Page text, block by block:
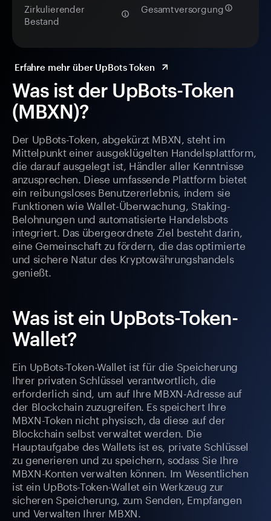
Was ist der UpBots-Token
(MBXN)?
Der UpBots-Token, abgekürzt MBXN, steht im
Mittelpunkt einer ausgeklügelten Handelsplattform,
die darauf ausgelegt ist, Händler aller Kenntnisse
anzusprechen. Diese umfassende Plattform bietet
ein reibungsloses Benutzererlebnis, indem sie
Funktionen wie Wallet-Überwachung, Staking-
Belohnungen und automatisierte Handelsbots
integriert. Das übergeordnete Ziel besteht darin,
eine Gemeinschaft zu fördern, die das optimierte
und sichere Natur des Kryptowährungshandels
genießt.
Was ist ein UpBots-Token-
Wallet?
Ein UpBots-Token-Wallet ist für die Speicherung
Ihrer privaten Schlüssel verantwortlich, die
erforderlich sind, um auf Ihre MBXN-Adresse auf
der Blockchain zuzugreifen. Es speichert Ihre
MBXN-Token nicht physisch, da diese auf der
Blockchain selbst verwaltet werden. Die
Hauptaufgabe des Wallets ist es, private Schlüssel
zu generieren und zu speichern, sodass Sie Ihre
MBXN-Konten verwalten können. Im Wesentlichen
ist ein UpBots-Token-Wallet ein Werkzeug zur
sicheren Speicherung, zum Senden, Empfangen
und Verwalten Ihrer MBXN.
Zirkulierender
Bestand
Gesamtversorgung
Erfahre mehr über UpBots Token